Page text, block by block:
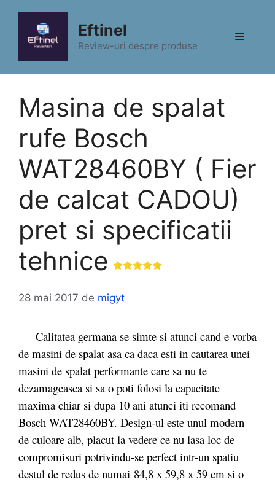
conținut
Eftinel
Review-uri despre produse
Meniu
Masina de spalat
rufe Bosch
WAT28460BY ( Fier
de calcat CADOU)
pret si specificatii
tehnice
28 mai 2017 de migyt
Calitatea germana se simte si atunci cand e vorba
de masini de spalat asa ca daca esti in cautarea unei
masini de spalat performante care sa nu te
dezamageasca si sa o poti folosi la capacitate
maxima chiar si dupa 10 ani atunci iti recomand
Bosch WAT28460BY. Design-ul este unul modern
de culoare alb, placut la vedere ce nu lasa loc de
compromisuri potrivindu-se perfect intr-un spatiu
destul de redus de numai 84,8 x 59,8 x 59 cm si o